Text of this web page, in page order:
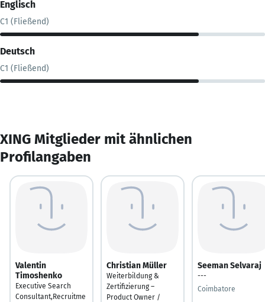
Englisch
C1 (Fließend)
Deutsch
C1 (Fließend)
XING Mitglieder mit ähnlichen
Profilangaben
Valentin
Timoshenko
Executive Search
Consultant,Recruitme
Christian Müller
Weiterbildung &
Zertifizierung –
Product Owner /
Seeman Selvaraj
---
Coimbatore